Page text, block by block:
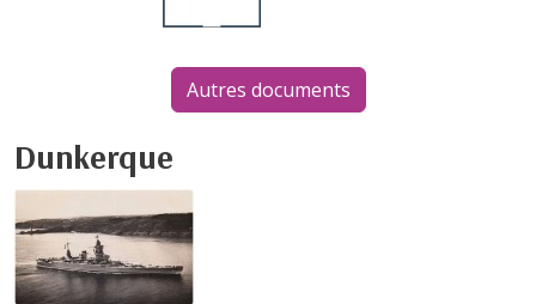
Autres documents
Dunkerque